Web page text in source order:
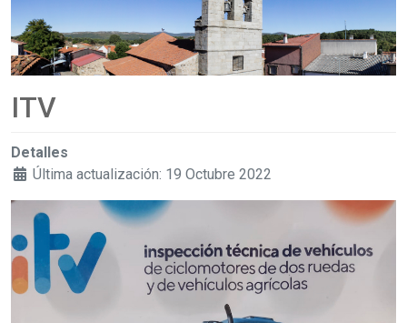
ITV
Detalles
Última actualización: 19 Octubre 2022